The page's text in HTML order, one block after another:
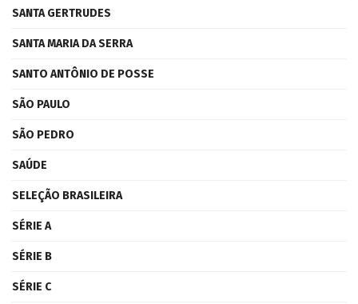
SANTA GERTRUDES
SANTA MARIA DA SERRA
SANTO ANTÔNIO DE POSSE
SÃO PAULO
SÃO PEDRO
SAÚDE
SELEÇÃO BRASILEIRA
SÉRIE A
SÉRIE B
SÉRIE C